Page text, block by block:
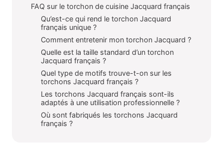
FAQ sur le torchon de cuisine Jacquard français
Qu’est-ce qui rend le torchon Jacquard
français unique ?
Comment entretenir mon torchon Jacquard ?
Quelle est la taille standard d’un torchon
Jacquard français ?
Quel type de motifs trouve-t-on sur les
torchons Jacquard français ?
Les torchons Jacquard français sont-ils
adaptés à une utilisation professionnelle ?
Où sont fabriqués les torchons Jacquard
français ?